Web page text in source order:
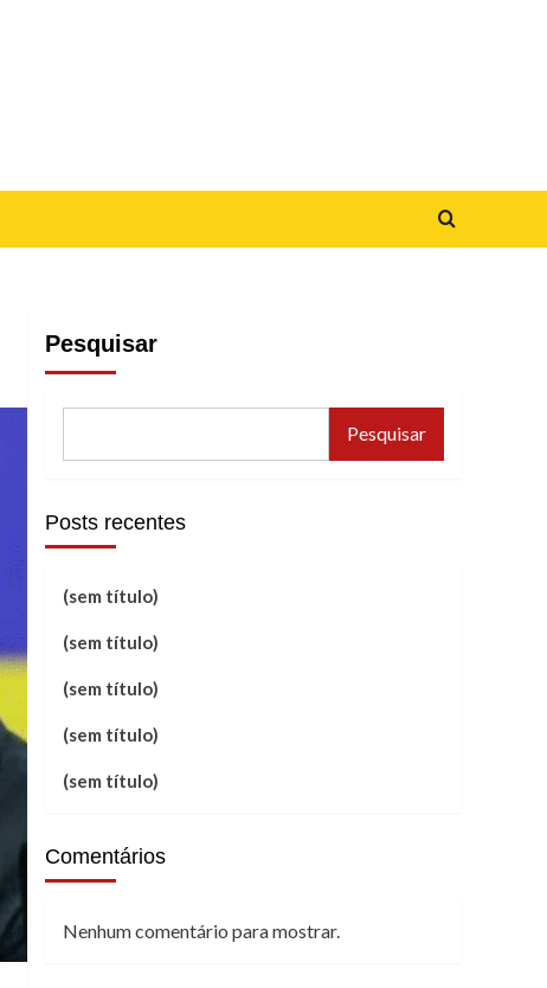
Pesquisar
Pesquisar
Posts recentes
(sem título)
(sem título)
(sem título)
(sem título)
(sem título)
Comentários
Nenhum comentário para mostrar.